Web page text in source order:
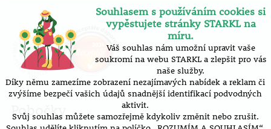
Pobočky
Souhlasem s používáním cookies si
vypěstujete stránky STARKL na
míru.
Váš souhlas nám umožní upravit vaše
soukromí na webu STARKL a zlepšit pro vás
naše služby.
Díky němu zamezíme zobrazení nezajímavých nabídek a reklam či
zvýšíme bezpečí vašich údajů snadnější identifikací podvodných
aktivit.
Svůj souhlas můžete samozřejmě kdykoliv změnit nebo zrušit.